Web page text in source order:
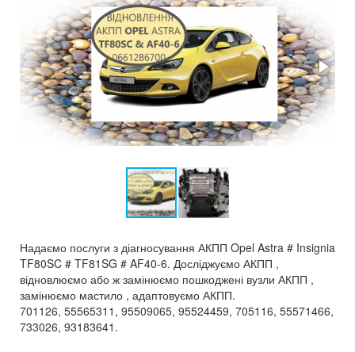
Надаємо послуги з діагносування АКПП Opel Astra # Insignia
TF80SC # TF81SG # AF40-6. Досліджуємо АКПП ,
відновлюємо або ж замінюємо пошкоджені вузли АКПП ,
замінюємо мастило , адаптовуємо АКПП.
701126, 55565311, 95509065, 95524459, 705116, 55571466,
733026, 93183641.